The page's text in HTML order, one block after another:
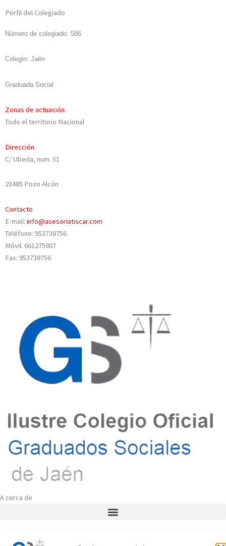
Perfil del Colegiado
Número de colegiado: 586
Colegio: Jaén
Graduada Social
Zonas de actuación
Todo el territorio Nacional
Dirección
C/ Ubeda, num. 51
23485 Pozo Alcón
Contacto
E-mail: info@asesoriatiscar.com
Teléfono: 953738756
Móvil: 661275807
Fax: 953738756
A cerca de
Avisos Legales